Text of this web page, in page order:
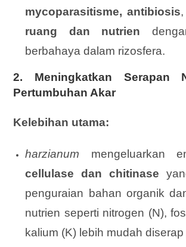
mycoparasitisme, antibiosis
ruang dan nutrien
berbahaya dalam rizosfera.
2. Meningkatkan Serapan
Pertumbuhan Akar
Kelebihan utama:
harzianum mengeluarkan
cellulase dan chitinase
penguraian bahan organik
nutrien seperti nitrogen (N),
kalium (K) lebih mudah